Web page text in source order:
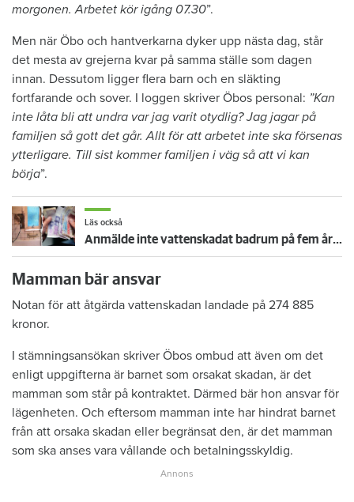
morgonen. Arbetet kör igång 07.30”.
Men när Öbo och hantverkarna dyker upp nästa dag, står
det mesta av grejerna kvar på samma ställe som dagen
innan. Dessutom ligger flera barn och en släkting
fortfarande och sover. I loggen skriver Öbos personal: ”Kan
inte låta bli att undra var jag varit otydlig? Jag jagar på
familjen så gott det går. Allt för att arbetet inte ska försenas
ytterligare. Till sist kommer familjen i väg så att vi kan
börja”.
Läs också
Anmälde inte vattenskadat badrum på fem år – krävs på 125 000 kronor
Mamman bär ansvar
Notan för att åtgärda vattenskadan landade på 274 885
kronor.
I stämningsansökan skriver Öbos ombud att även om det
enligt uppgifterna är barnet som orsakat skadan, är det
mamman som står på kontraktet. Därmed bär hon ansvar för
lägenheten. Och eftersom mamman inte har hindrat barnet
från att orsaka skadan eller begränsat den, är det mamman
som ska anses vara vållande och betalningsskyldig.